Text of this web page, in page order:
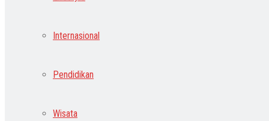
Internasional
Pendidikan
Wisata